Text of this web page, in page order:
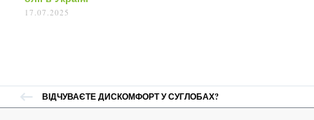
17.07.2025
ВІДЧУВАЄТЕ ДИСКОМФОРТ У СУГЛОБАХ?